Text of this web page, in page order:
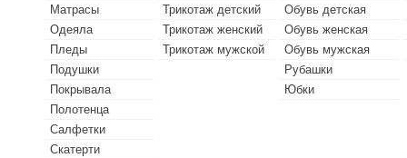
Матрасы
Одеяла
Пледы
Подушки
Покрывала
Полотенца
Салфетки
Скатерти
Трикотаж детский
Трикотаж женский
Трикотаж мужской
Обувь детская
Обувь женская
Обувь мужская
Рубашки
Юбки